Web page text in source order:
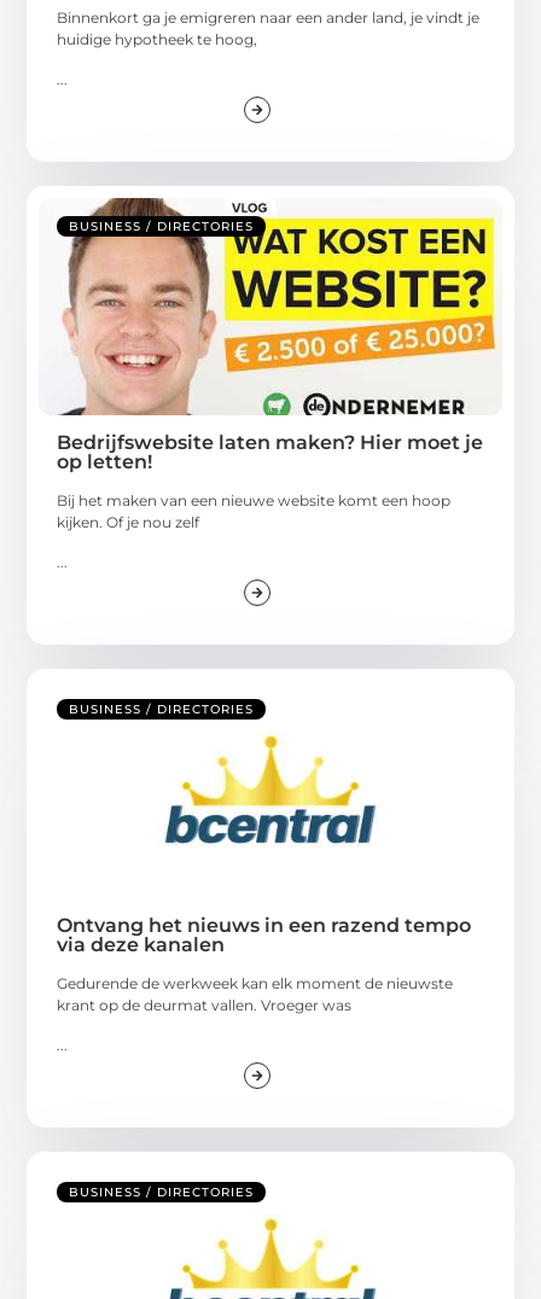
Binnenkort ga je emigreren naar een ander land, je vindt je
huidige hypotheek te hoog,
BUSINESS / DIRECTORIES
Bedrijfswebsite laten maken? Hier moet je
op letten!
Bij het maken van een nieuwe website komt een hoop
kijken. Of je nou zelf
BUSINESS / DIRECTORIES
Ontvang het nieuws in een razend tempo
via deze kanalen
Gedurende de werkweek kan elk moment de nieuwste
krant op de deurmat vallen. Vroeger was
BUSINESS / DIRECTORIES